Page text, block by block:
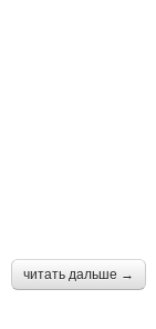
читать дальше →